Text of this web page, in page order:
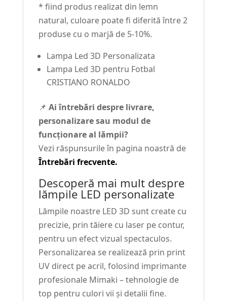
* fiind produs realizat din lemn
natural, culoare poate fi diferită între 2
produse cu o marjă de 5-10%.
Lampa Led 3D Personalizata
Lampa Led 3D pentru Fotbal
CRISTIANO RONALDO
📌 Ai întrebări despre livrare,
personalizare sau modul de
funcționare al lămpii?
Vezi răspunsurile în pagina noastră de
Întrebări frecvente.
Descoperă mai mult despre
lămpile LED personalizate
Lămpile noastre LED 3D sunt create cu
precizie, prin tăiere cu laser pe contur,
pentru un efect vizual spectaculos.
Personalizarea se realizează prin print
UV direct pe acril, folosind imprimante
profesionale Mimaki – tehnologie de
top pentru culori vii și detalii fine.